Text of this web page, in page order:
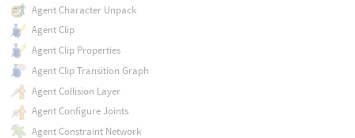
Agent Character Unpack
Agent Clip
Agent Clip Properties
Agent Clip Transition Graph
Agent Collision Layer
Agent Configure Joints
Agent Constraint Network